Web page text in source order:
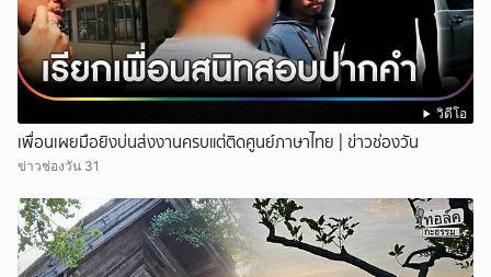
วิดีโอ
เพื่อนเผยมือยิงบ่นส่งงานครบแต่ติดศูนย์ภาษาไทย | ข่าวช่องวัน
ข่าวช่องวัน 31